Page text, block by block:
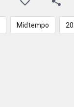
Midtempo